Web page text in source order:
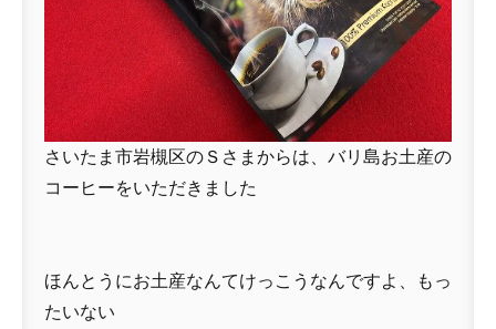
さいたま市岩槻区のＳさまからは、バリ島お土産の
コーヒーをいただきました
ほんとうにお土産なんてけっこうなんですよ、もっ
たいない